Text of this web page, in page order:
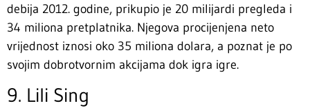
debija 2012. godine, prikupio je 20 milijardi pregleda i
34 miliona pretplatnika. Njegova procijenjena neto
vrijednost iznosi oko 35 miliona dolara, a poznat je po
svojim dobrotvornim akcijama dok igra igre.
9. Lili Sing